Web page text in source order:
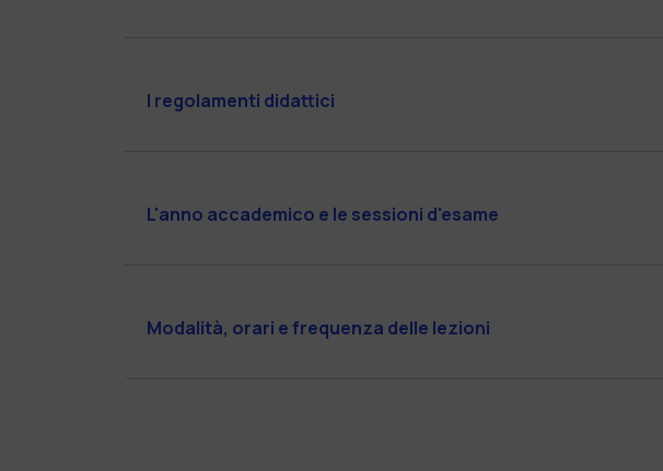
I regolamenti didattici
L'anno accademico e le sessioni d'esame
Modalità, orari e frequenza delle lezioni